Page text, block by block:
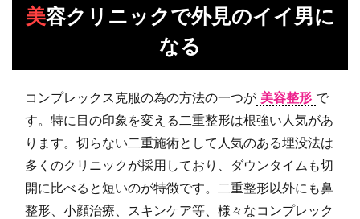
美容クリニックで外見のイイ男に
なる
コンプレックス克服の為の方法の一つが 美容整形 で
す。特に目の印象を変える二重整形は根強い人気があ
ります。切らない二重施術として人気のある埋没法は
多くのクリニックが採用しており、ダウンタイムも切
開に比べると短いのが特徴です。二重整形以外にも鼻
整形、小顔治療、スキンケア等、様々なコンプレック